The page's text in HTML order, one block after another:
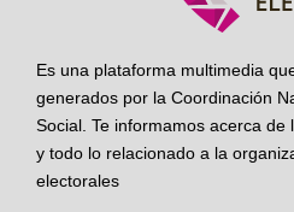
Es una plataforma multimedia
generados por la Coordinación
Social. Te informamos acerca
y todo lo relacionado a la
electorales